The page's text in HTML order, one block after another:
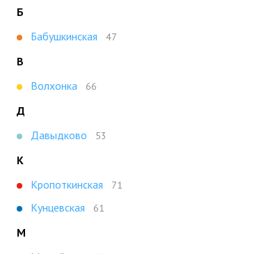
Б
Бабушкинская
47
В
Волхонка
66
Д
Давыдково
53
К
Кропоткинская
71
Кунцевская 61
М